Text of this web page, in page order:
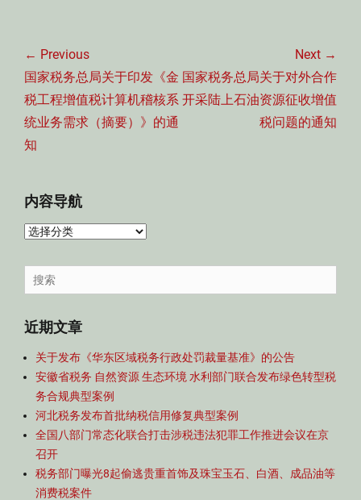
章
导
航
← Previous
Previous
post:
国家税务总局关于印发《金
税工程增值税计算机稽核系
统业务需求（摘要）》的通
知
Next →
Next
post:
国家税务总局关于对外合作
开采陆上石油资源征收增值
税问题的通知
内容导航
内
导
航
Search
for:
近期文章
关于发布《华东区域税务行政处罚裁量基准》的公告
安徽省税务 自然资源 生态环境 水利部门联合发布绿色转型税
务合规典型案例
河北税务发布首批纳税信用修复典型案例
全国八部门常态化联合打击涉税违法犯罪工作推进会议在京
召开
税务部门曝光8起偷逃贵重首饰及珠宝玉石、白酒、成品油等
消费税案件